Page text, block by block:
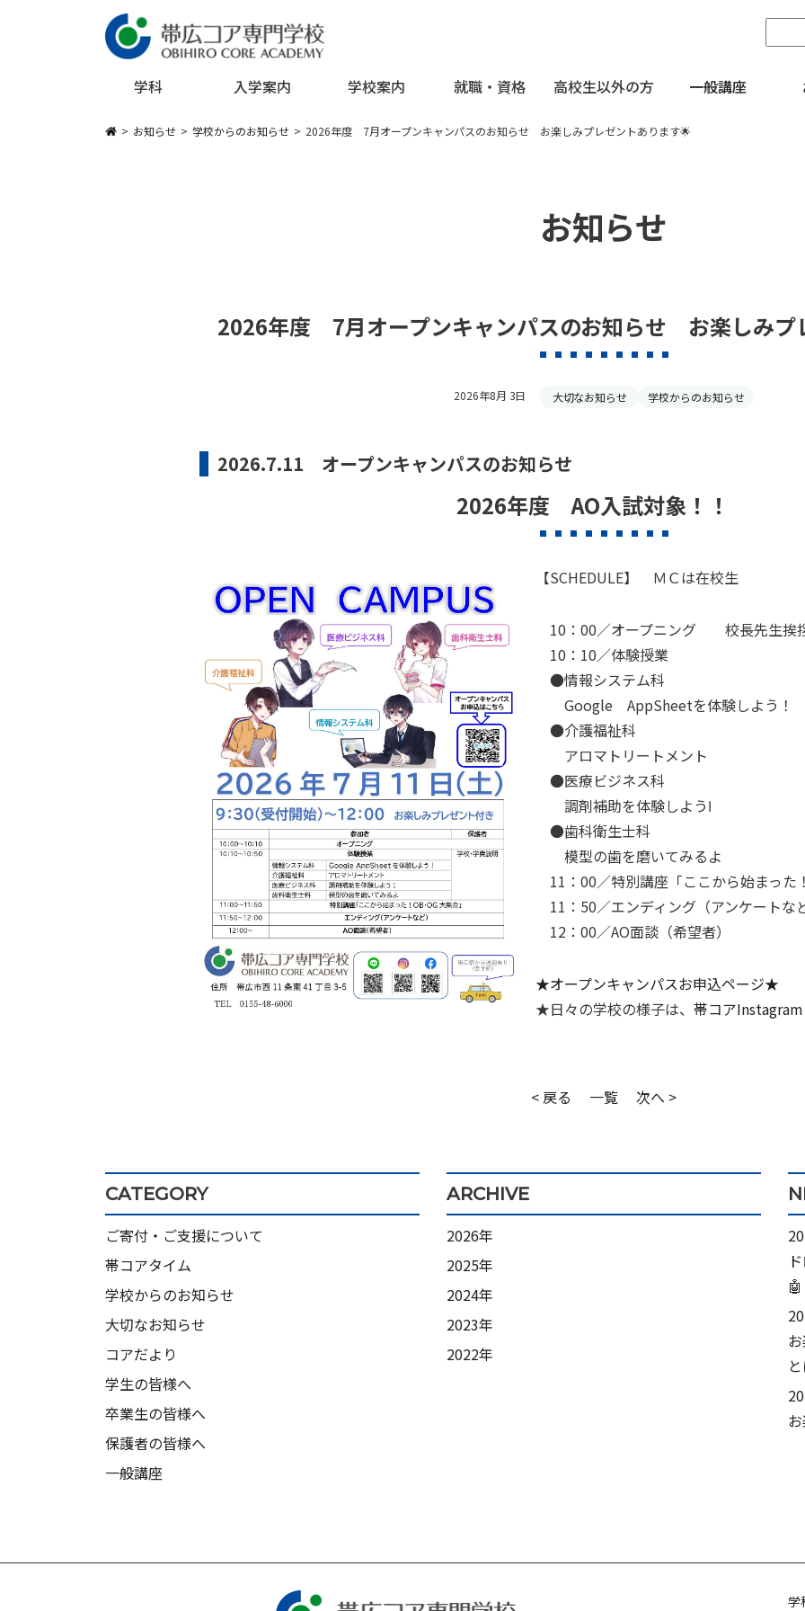
メインコンテンツへスキップ
学科 入学案内 学校案内 就職・資格 高校生以外の方 一般講座
お知らせ 学校からのお知らせ 2026年度 7月オープンキャンパスのお知らせ お楽しみプレゼントあります🌟
お知らせ
2026年度 7月オープンキャンパスのお知らせ お楽しみプ
2026年8月 3日 大切なお知らせ 学校からのお知らせ
2026.7.11 オープンキャンパスのお知らせ
2026年度 AO入試対象！！
【SCHEDULE】 ＭＣは在校生
10：00／オープニング 校長先生挨
10：10／体験授業
●情報システム科
Google AppSheetを体験しよう！
●介護福祉科
アロマトリートメント
●医療ビジネス科
調剤補助を体験しようⅠ
●歯科衛生士科
模型の歯を磨いてみるよ
11：00／特別講座「ここから始まった
11：50／エンディング（アンケートな
12：00／AO面談（希望者）
★オープンキャンパスお申込ページ★
★日々の学校の様子は、 帯コアInstagram
< 戻る 一覧 次へ >
CATEGORY
ご寄付・ご支援について
帯コアタイム
学校からのお知らせ
大切なお知らせ
コアだより
学生の皆様へ
卒業生の皆様へ
保護者の皆様へ
一般講座
ARCHIVE
2026年
2025年
2024年
2023年
2022年
🤖
学